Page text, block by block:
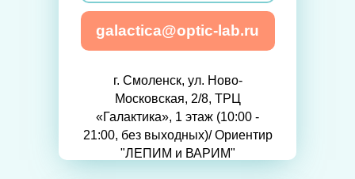
galactica@optic-lab.ru
г. Смоленск, ул. Ново-
Московская, 2/8, ТРЦ
«Галактика», 1 этаж (10:00 -
21:00, без выходных)/ Ориентир
"ЛЕПИМ и ВАРИМ"